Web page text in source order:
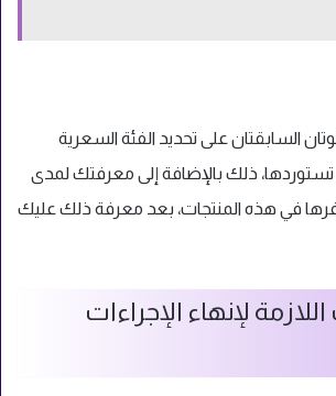
السابقتان على تحديد الفئة السعرية
ذلك بالإضافة إلى معرفتك لمدى
في هذه المنتجات، بعد معرفة ذلك عليك
اللازمة لإنهاء الإجراءات